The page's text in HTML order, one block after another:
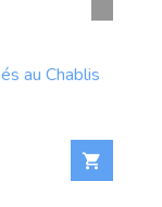
au Chablis
